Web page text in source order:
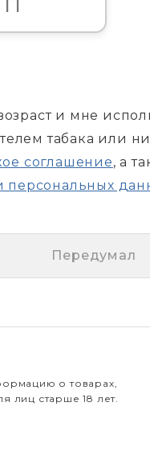
и мне
табака или
соглашение, а
персональных
Передумал
о товарах,
лиц старше 18 лет.